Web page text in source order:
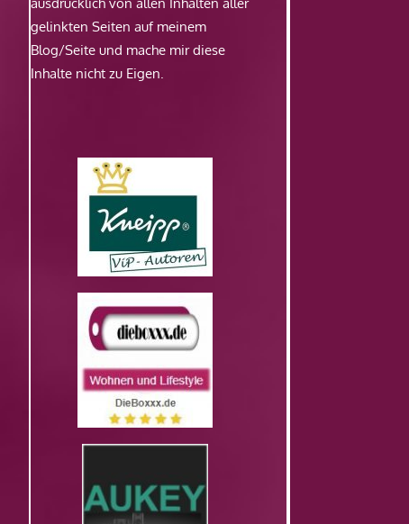
gelinkten Seiten auf meinem
Blog/Seite und mache mir diese
Inhalte nicht zu Eigen.